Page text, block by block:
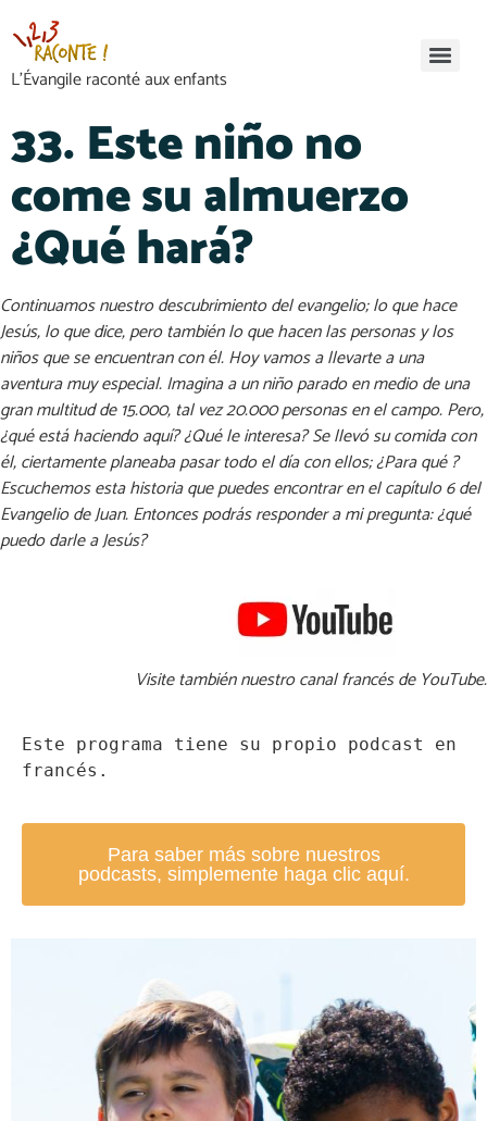
L’Évangile raconté aux enfants
33. Este niño no
come su almuerzo
¿Qué hará?
Continuamos nuestro descubrimiento del evangelio; lo que hace
Jesús, lo que dice, pero también lo que hacen las personas y los
niños que se encuentran con él. Hoy vamos a llevarte a una
aventura muy especial. Imagina a un niño parado en medio de una
gran multitud de 15.000, tal vez 20.000 personas en el campo. Pero,
¿qué está haciendo aquí? ¿Qué le interesa? Se llevó su comida con
él, ciertamente planeaba pasar todo el día con ellos; ¿Para qué ?
Escuchemos esta historia que puedes encontrar en el capítulo 6 del
Evangelio de Juan. Entonces podrás responder a mi pregunta: ¿qué
puedo darle a Jesús?
Visite también nuestro canal francés de YouTube.
Este programa tiene su propio podcast en
francés.
Para saber más sobre nuestros
podcasts, simplemente haga clic aquí.